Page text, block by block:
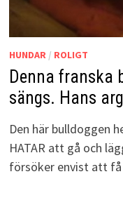
HUNDAR/ ROLIGT
Denna franska
sängs. Hans
Den här bulldoggen
HATAR att gå och
försöker envist att